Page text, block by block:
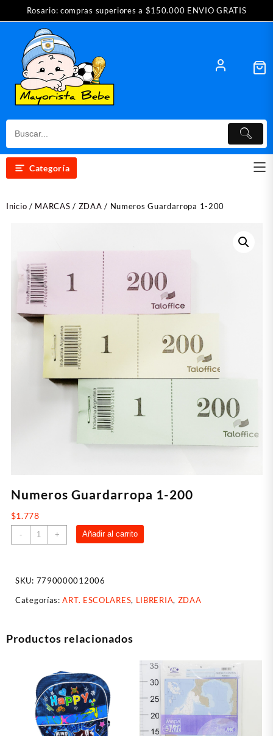
contenido
Rosario: compras superiores a $150.000 ENVIO GRATIS
Categoría
Inicio / MARCAS / ZDAA / Numeros Guardarropa 1-200
Numeros Guardarropa 1-200
$1.778
-
Numeros
Guardarropa
cantidad
+ Añadir al carrito
SKU: 7790000012006
Categorías:ART. ESCOLARES, LIBRERIA, ZDAA
Productos relacionados